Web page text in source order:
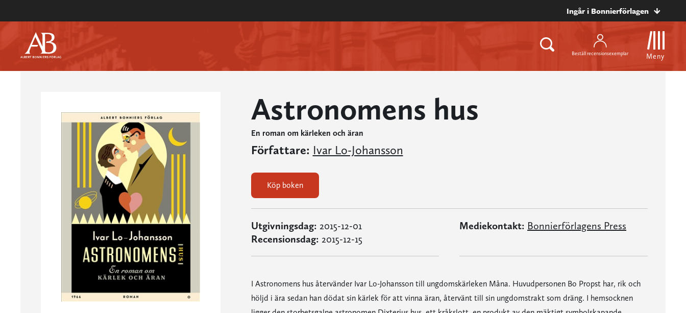
Ingår i Bonnierförlagen
Beställ recensionsexemplar Meny
Astronomens hus
En roman om kärleken och äran
Författare: Ivar Lo-Johansson
Köp boken
Utgivningsdag: 2015-12-01
Recensionsdag: 2015-12-15
Mediekontakt: Bonnierförlagens Press
I Astronomens hus återvänder Ivar Lo-Johansson till ungdomskärleken Måna. Huvudpersonen Bo Propst har, rik och
höljd i ära sedan han dödat sin kärlek för att vinna äran, återvänt till sin ungdomstrakt som dräng. I hemsocknen